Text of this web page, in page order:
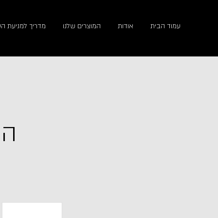
עמוד הבית אודות המוצרים שלנו מדריך למניעת